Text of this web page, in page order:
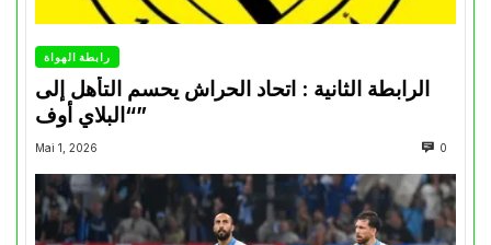
رابطة الهواة
الرابطة الثانية : اتحاد الحراش يحسم التأهل إلى
“البلاي أوف”
Mai 1, 2026 0